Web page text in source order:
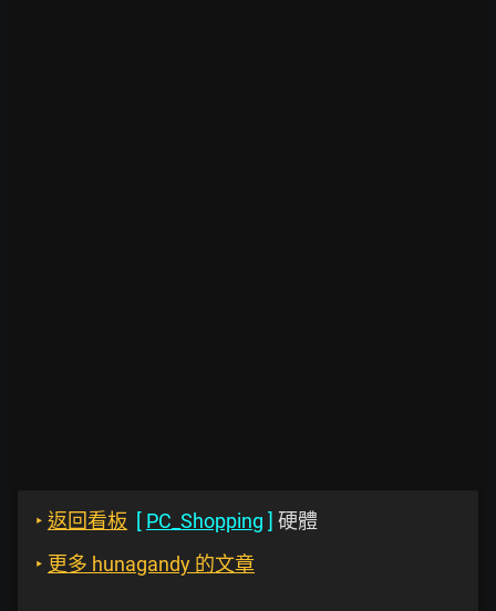
‣ 返回看板 [ PC_Shopping ] 硬體
‣ 更多 hunagandy 的文章